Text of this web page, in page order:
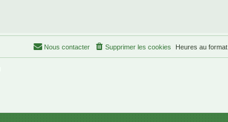
Heures au format
Supprimer les cookies
Nous contacter